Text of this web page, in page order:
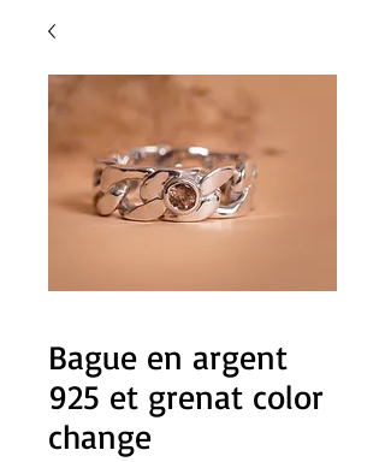
Bague en argent
925 et grenat color
change